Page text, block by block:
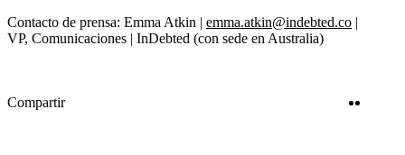
Contacto de prensa: Emma Atkin | emma.atkin@indebted.co |
VP, Comunicaciones | InDebted (con sede en Australia)
Compartir